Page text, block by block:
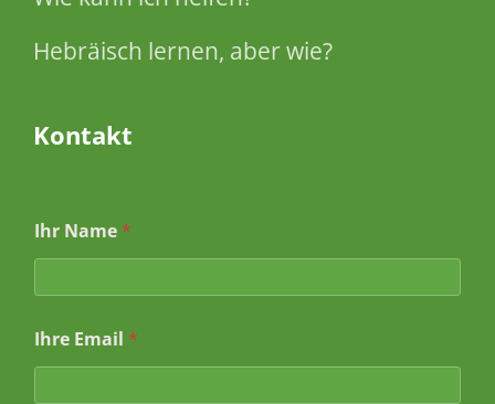
Hebräisch lernen, aber wie?
Kontakt
*
E
a
l
Ihr Name *
Ihre Email *